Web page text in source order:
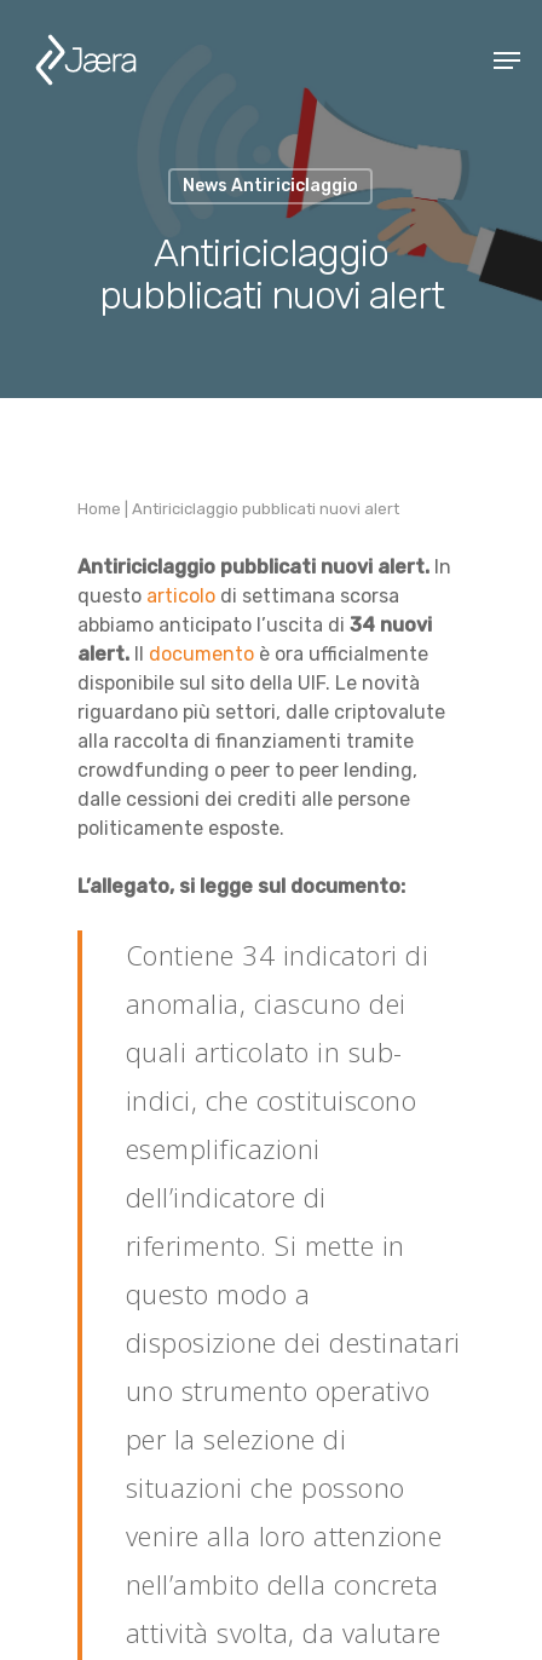
News Antiriciclaggio
Antiriciclaggio
pubblicati nuovi alert
Home Antiriciclaggio pubblicati nuovi alert
Antiriciclaggio pubblicati nuovi alert. In
questo articolo di settimana scorsa
abbiamo anticipato l’uscita di 34 nuovi
alert. Il documento è ora ufficialmente
disponibile sul sito della UIF. Le novità
riguardano più settori, dalle criptovalute
alla raccolta di finanziamenti tramite
crowdfunding o peer to peer lending,
dalle cessioni dei crediti alle persone
politicamente esposte.
L’allegato, si legge sul documento:
Contiene 34 indicatori di
anomalia, ciascuno dei
quali articolato in sub-
indici, che costituiscono
esemplificazioni
dell’indicatore di
riferimento. Si mette in
questo modo a
disposizione dei destinatari
uno strumento operativo
per la selezione di
situazioni che possono
venire alla loro attenzione
nell’ambito della concreta
attività svolta, da valutare